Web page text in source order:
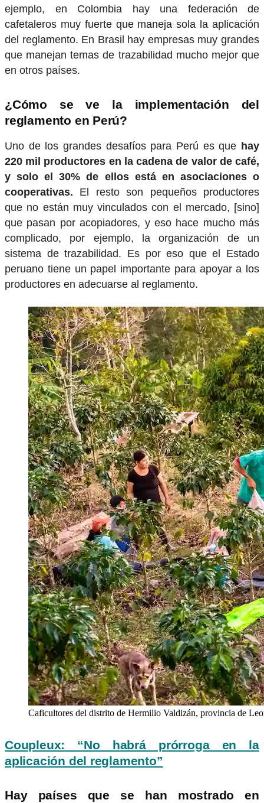
ejemplo, en Colombia hay una federación de
cafetaleros muy fuerte que maneja sola la aplicación
del reglamento. En Brasil hay empresas muy grandes
que manejan temas de trazabilidad mucho mejor que
en otros países.
¿Cómo se ve la implementación del
reglamento en Perú?
Uno de los grandes desafíos para Perú es que hay
220 mil productores en la cadena de valor de café,
y solo el 30% de ellos está en asociaciones o
cooperativas. El resto son pequeños productores
que no están muy vinculados con el mercado, [sino]
que pasan por acopiadores, y eso hace mucho más
complicado, por ejemplo, la organización de un
sistema de trazabilidad. Es por eso que el Estado
peruano tiene un papel importante para apoyar a los
productores en adecuarse al reglamento.
Caficultores del distrito de Hermilio Valdizán, provincia de
Coupleux: “No habrá prórroga en la
aplicación del reglamento”
Hay países que se han mostrado en